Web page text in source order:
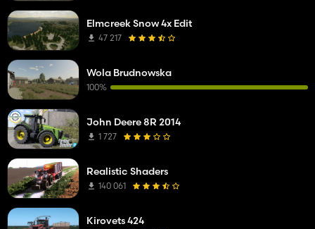
Elmcreek Snow 4x Edit
47 217
Wola Brudnowska
100%
John Deere 8R 2014
1 727
Realistic Shaders
140 061
Kirovets 424